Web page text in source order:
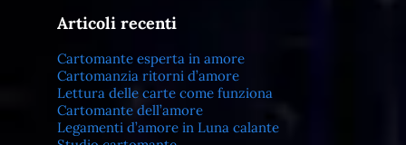
Articoli recenti
Cartomante esperta in amore
Cartomanzia ritorni d’amore
Lettura delle carte come funziona
Cartomante dell’amore
Legamenti d’amore in Luna calante